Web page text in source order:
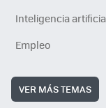
Inteligencia
Empleo
VER MÁS TEMAS